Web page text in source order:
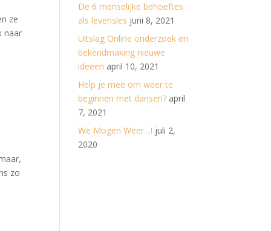
ze
naar
zo
De 6 menselijke behoeftes
als levensles juni 8, 2021
Uitslag Online onderzoek en
bekendmaking nieuwe
ideeën april 10, 2021
Help je mee om weer te
beginnen met dansen? april
7, 2021
We Mogen Weer…! juli 2,
2020